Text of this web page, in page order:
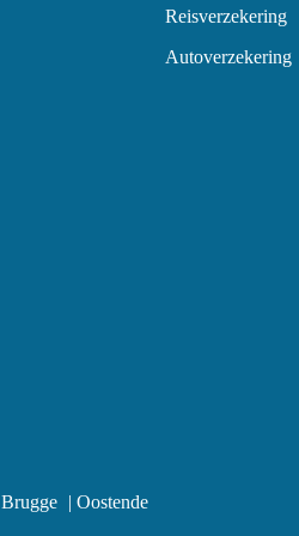
Reisverzekering
Autoverzekering
Brugge Oostende